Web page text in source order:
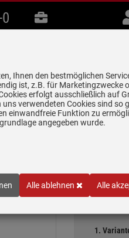
B2B
Beratung
01 …
1.
Ihnen den bestmöglichen
ist, z.B. für Marketingzwecke
erfolgt ausschließlich auf
verwendeten Cookies sind so
einwandfreie Funktion zu
angegeben wurde.
Alle ablehnen Alle